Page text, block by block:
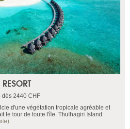
dès 2440 CHF
d'une végétation tropicale agréable et
le tour de toute l'île. Thulhagiri Island